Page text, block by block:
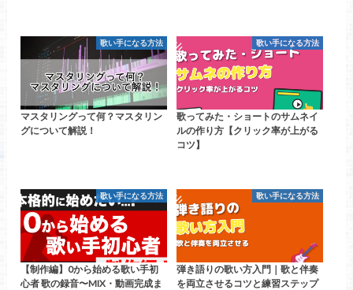
歌い手になる方法
マスタリングって何？マスタリン
グについて解説！
歌い手になる方法
歌ってみた・ショートのサムネイ
ルの作り方【クリック率が上がる
コツ】
歌い手になる方法
【制作編】0から始める歌い手初
心者 歌の録音〜MIX・動画完成ま
歌い手になる方法
弾き語りの歌い方入門｜歌と伴奏
を両立させるコツと練習ステップ